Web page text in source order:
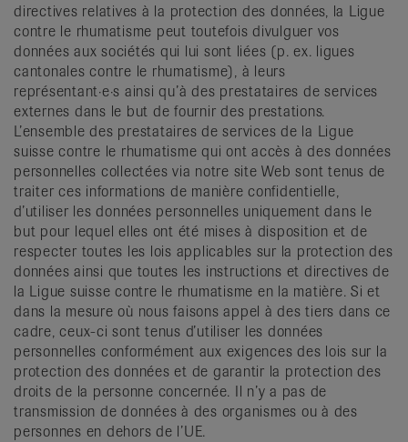
directives relatives à la protection des données, la Ligue
contre le rhumatisme peut toutefois divulguer vos
données aux sociétés qui lui sont liées (p. ex. ligues
cantonales contre le rhumatisme), à leurs
représentant·e·s ainsi qu’à des prestataires de services
externes dans le but de fournir des prestations.
L’ensemble des prestataires de services de la Ligue
suisse contre le rhumatisme qui ont accès à des données
personnelles collectées via notre site Web sont tenus de
traiter ces informations de manière confidentielle,
d’utiliser les données personnelles uniquement dans le
but pour lequel elles ont été mises à disposition et de
respecter toutes les lois applicables sur la protection des
données ainsi que toutes les instructions et directives de
la Ligue suisse contre le rhumatisme en la matière. Si et
dans la mesure où nous faisons appel à des tiers dans ce
cadre, ceux-ci sont tenus d’utiliser les données
personnelles conformément aux exigences des lois sur la
protection des données et de garantir la protection des
droits de la personne concernée. Il n’y a pas de
transmission de données à des organismes ou à des
personnes en dehors de l’UE.